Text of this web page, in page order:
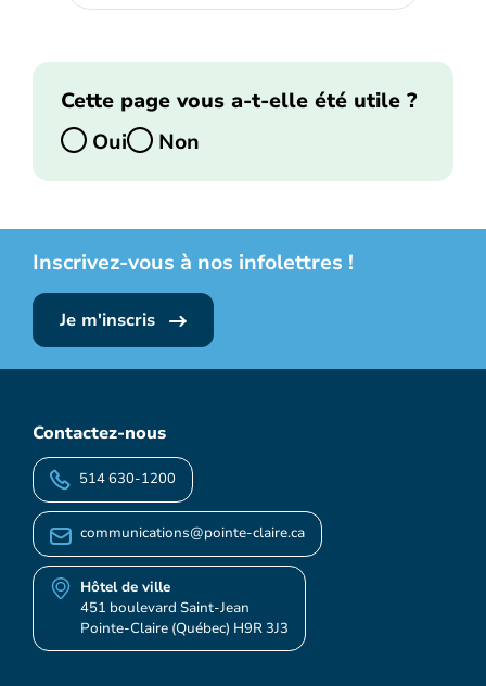
Cette page vous a-t-elle été utile ?
Oui
Non
Inscrivez-vous à nos infolettres !
Je m'inscris
Contactez-nous
514 630-1200
communications@pointe-claire.ca
Hôtel de ville
451 boulevard Saint-Jean
Pointe-Claire (Québec) H9R 3J3